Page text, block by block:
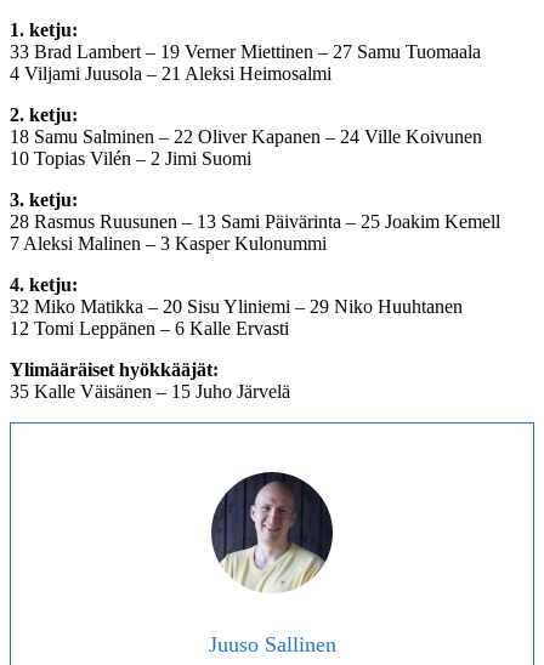
1. ketju:
33 Brad Lambert – 19 Verner Miettinen – 27 Samu Tuomaala
4 Viljami Juusola – 21 Aleksi Heimosalmi
2. ketju:
18 Samu Salminen – 22 Oliver Kapanen – 24 Ville Koivunen
10 Topias Vilén – 2 Jimi Suomi
3. ketju:
28 Rasmus Ruusunen – 13 Sami Päivärinta – 25 Joakim Kemell
7 Aleksi Malinen – 3 Kasper Kulonummi
4. ketju:
32 Miko Matikka – 20 Sisu Yliniemi – 29 Niko Huuhtanen
12 Tomi Leppänen – 6 Kalle Ervasti
Ylimääräiset hyökkääjät:
35 Kalle Väisänen – 15 Juho Järvelä
Juuso Sallinen